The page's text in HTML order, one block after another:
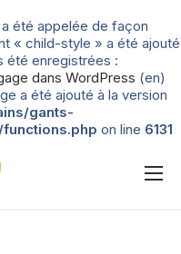
été appelée de façon
« child-style » a été ajouté
été enregistrées :
dans WordPress (en)
a été ajouté à la version
gants-
on line 6131